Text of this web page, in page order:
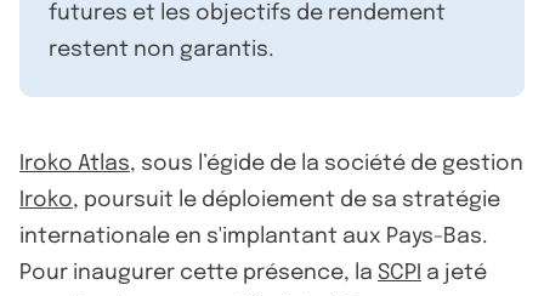
futures et les objectifs de rendement
restent non garantis.
Iroko Atlas, sous l’égide de la société de gestion
Iroko, poursuit le déploiement de sa stratégie
internationale en s'implantant aux Pays-Bas.
Pour inaugurer cette présence, la SCPI a jeté